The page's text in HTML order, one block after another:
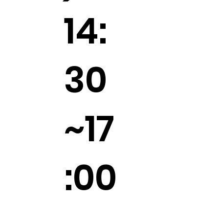
14:
30
~17
:00